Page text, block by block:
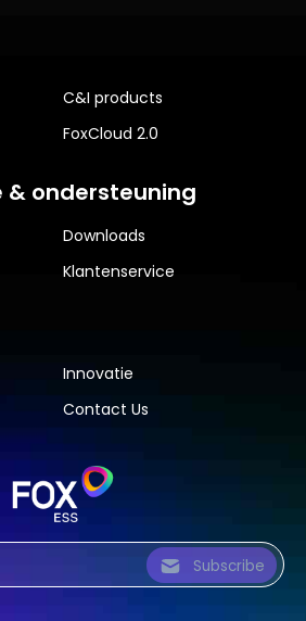
Subscribe
C&I products
FoxCloud 2.0
ondersteuning
Downloads
Klantenservice
Innovatie
Contact Us